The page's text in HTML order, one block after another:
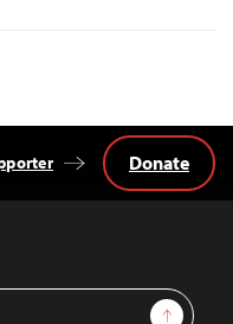
Sign Up
Donate